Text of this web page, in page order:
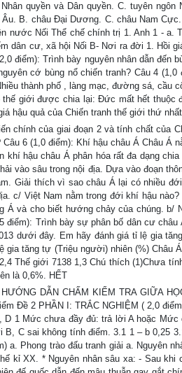
quyền và Dân quyền. C. tuyên
B. châu Đại Dương. C. châu Nam
nước Nối Thể chế chính trị 1. Anh 1 - a.
dân cư, xã hội Nối B- Nơi ra đời 1. Hồi
điểm): Trình bày nguyên nhân dẫn
cớ bùng nổ chiến tranh? Câu 4
thành phố , làng mạc, đường sá, cầu
giới được chia lại: Đức mất hết thuộc
hậu quả của Chiến tranh thế giới thứ
chính của giai đoạn 2 và tính chất của
Câu 6 (1,0 điểm): Khí hậu châu Á Châu
khí hậu châu Á phân hóa rất đa dạng
vào sâu trong nội địa. Dựa vào đoạn
Giải thích vì sao châu Á lại có nhiều
c/ Việt Nam nằm trong đới khí hậu
và cho biết hướng chảy của chúng. b/
điểm): Trình bày sự phân bố dân cư
dưới đây. Em hãy đánh giá tỉ lệ gia
gia tăng tự (Triệu người) nhiên (%) Châu
Thế giới 7138 1,3 Chú thích (1)Chưa
là 0,6%. HẾT
DẪN CHẤM KIỂM TRA GIỮA
Đề 2 PHẦN I: TRẮC NGHIỆM ( 2,0
1 Mức chưa đầy đủ: trả lời A hoặc
B, C sai không tính điểm. 3.1 1 – b 0,25
a. Phong trào đấu tranh giải a. Nguyên
kỉ XX. * Nguyên nhân sâu xa: - Sau